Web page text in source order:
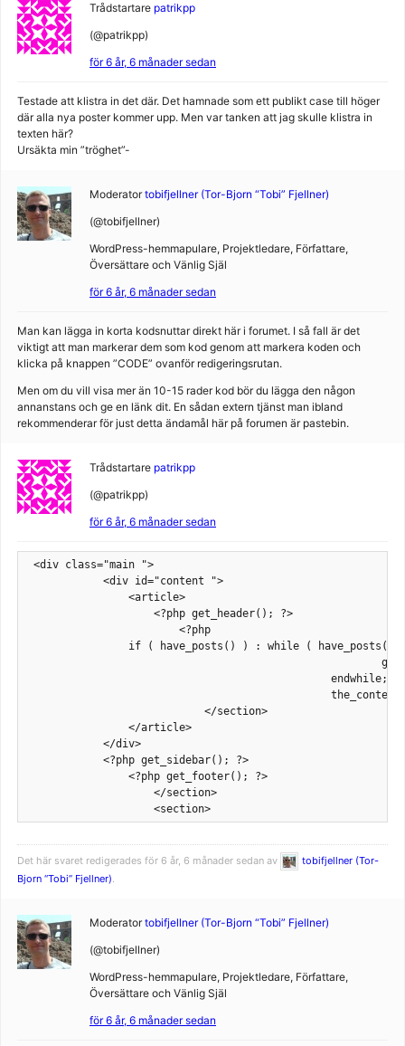
Trådstartare patrikpp
(@patrikpp)
för 6 år, 6 månader sedan
Testade att klistra in det där. Det hamnade som ett publikt case till höger
där alla nya poster kommer upp. Men var tanken att jag skulle klistra in
texten här?
Ursäkta min ”tröghet”-
Moderator tobifjellner (Tor-Bjorn “Tobi” Fjellner)
(@tobifjellner)
WordPress-hemmapulare, Projektledare, Författare,
Översättare och Vänlig Själ
för 6 år, 6 månader sedan
Man kan lägga in korta kodsnuttar direkt här i forumet. I så fall är det
viktigt att man markerar dem som kod genom att markera koden och
klicka på knappen ”CODE” ovanför redigeringsrutan.
Men om du vill visa mer än 10-15 rader kod bör du lägga den någon
annanstans och ge en länk dit. En sådan extern tjänst man ibland
rekommenderar för just detta ändamål här på forumen är pastebin.
Trådstartare patrikpp
(@patrikpp)
för 6 år, 6 månader sedan
<div class="main ">
            <div id="content ">
                <article>
                    <?php get_header(); ?>
                        <?php
                            </section>
                </article>
            </div>
            <?php get_sidebar(); ?>
                <?php get_footer(); ?>
                    </section>
                    <section>
Det här svaret redigerades för 6 år, 6 månader sedan av
tobifjellner (Tor-
Bjorn “Tobi” Fjellner).
Moderator tobifjellner (Tor-Bjorn “Tobi” Fjellner)
(@tobifjellner)
WordPress-hemmapulare, Projektledare, Författare,
Översättare och Vänlig Själ
för 6 år, 6 månader sedan